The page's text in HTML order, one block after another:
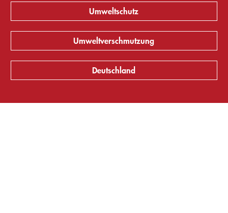
Umweltschutz
Umweltverschmutzung
Deutschland